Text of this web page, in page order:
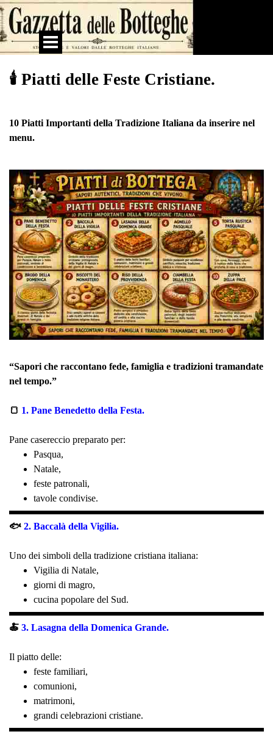
Vai ai contenuti
Salta menù
🕯️ Piatti delle Feste Cristiane.
10 Piatti Importanti della Tradizione Italiana da inserire nel
menu.
“Sapori che raccontano fede, famiglia e tradizioni tramandate
nel tempo.”
🍞 1. Pane Benedetto della Festa.
Pane casereccio preparato per:
Pasqua,
Natale,
feste patronali,
tavole condivise.
🐟 2. Baccalà della Vigilia.
Uno dei simboli della tradizione cristiana italiana:
Vigilia di Natale,
giorni di magro,
cucina popolare del Sud.
🍝 3. Lasagna della Domenica Grande.
Il piatto delle:
feste familiari,
comunioni,
matrimoni,
grandi celebrazioni cristiane.